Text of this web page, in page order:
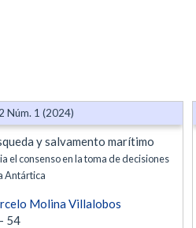
y salvamento marítimo
el consenso en la toma de decisiones
Antártica
Molina Villalobos
54
Núm. 1 (2024)